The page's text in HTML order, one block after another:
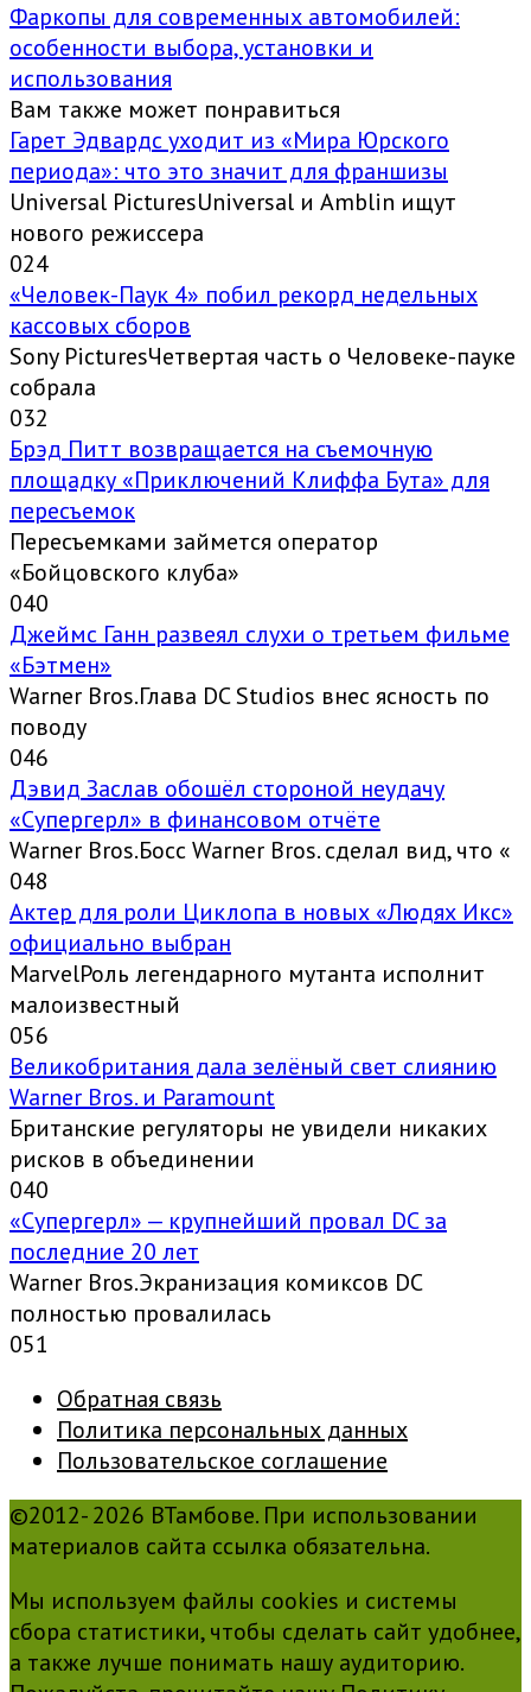
Фаркопы для современных автомобилей:
особенности выбора, установки и
использования
Вам также может понравиться
Гарет Эдвардс уходит из «Мира Юрского
периода»: что это значит для франшизы
Universal PicturesUniversal и Amblin ищут
нового режиссера
024
«Человек-Паук 4» побил рекорд недельных
кассовых сборов
Sony PicturesЧетвертая часть о Человеке-пауке
собрала
032
Брэд Питт возвращается на съемочную
площадку «Приключений Клиффа Бута» для
пересъемок
Пересъемками займется оператор
«Бойцовского клуба»
040
Джеймс Ганн развеял слухи о третьем фильме
«Бэтмен»
Warner Bros.Глава DC Studios внес ясность по
поводу
046
Дэвид Заслав обошёл стороной неудачу
«Супергерл» в финансовом отчёте
Warner Bros.Босс Warner Bros. сделал вид, что «
048
Актер для роли Циклопа в новых «Людях Икс»
официально выбран
MarvelРоль легендарного мутанта исполнит
малоизвестный
056
Великобритания дала зелёный свет слиянию
Warner Bros. и Paramount
Британские регуляторы не увидели никаких
рисков в объединении
040
«Супергерл» — крупнейший провал DC за
последние 20 лет
Warner Bros.Экранизация комиксов DC
полностью провалилась
051
Обратная связь
Политика персональных данных
Пользовательское соглашение
©2012- 2026 ВТамбове. При использовании
материалов сайта ссылка обязательна.
Мы используем файлы cookies и системы
сбора статистики, чтобы сделать сайт удобнее,
а также лучше понимать нашу аудиторию.